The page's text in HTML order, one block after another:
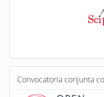
a
e
n
C
o
Convocatoria conjunta